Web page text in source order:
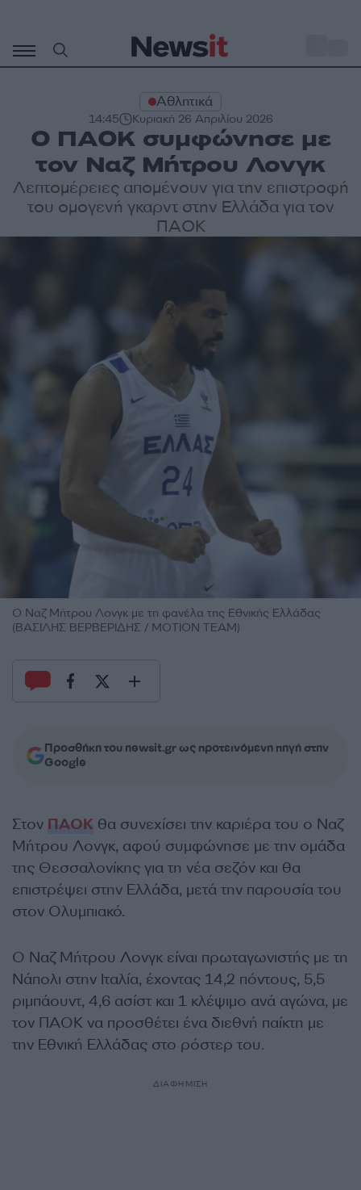
περιεχόμενο
Αθλητικά
14:45 Κυριακή 26 Απριλίου 2026
Ο ΠΑΟΚ συμφώνησε με
τον Ναζ Μήτρου Λονγκ
Λεπτομέρειες απομένουν για την επιστροφή
του ομογενή γκαρντ στην Ελλάδα για τον
ΠΑΟΚ
Ο Ναζ Μήτρου Λονγκ με τη φανέλα της Εθνικής Ελλάδας
(ΒΑΣΙΛΗΣ ΒΕΡΒΕΡΙΔΗΣ / ΜΟΤΙΟΝ ΤΕΑΜ)
Προσθήκη του newsit.gr ως προτεινόμενη πηγή στην
Google
Στον ΠΑΟΚ θα συνεχίσει την καριέρα του ο Ναζ
Μήτρου Λονγκ, αφού συμφώνησε με την ομάδα
της Θεσσαλονίκης για τη νέα σεζόν και θα
επιστρέψει στην Ελλάδα, μετά την παρουσία του
στον Ολυμπιακό.
Ο Ναζ Μήτρου Λονγκ είναι πρωταγωνιστής με τη
Νάπολι στην Ιταλία, έχοντας 14,2 πόντους, 5,5
ριμπάουντ, 4,6 ασίστ και 1 κλέψιμο ανά αγώνα, με
τον ΠΑΟΚ να προσθέτει ένα διεθνή παίκτη με
την Εθνική Ελλάδας στο ρόστερ του.
ΔΙΑΦΗΜΙΣΗ